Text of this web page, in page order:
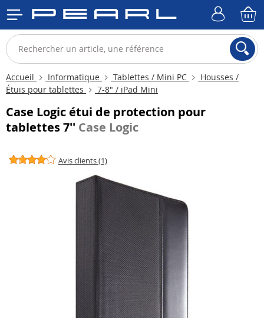
Accueil Informatique Tablettes / Mini PC
Housses /
Étuis pour tablettes
7-8" / iPad Mini
Case Logic étui de protection pour
tablettes 7'' Case Logic
Avis clients (1)